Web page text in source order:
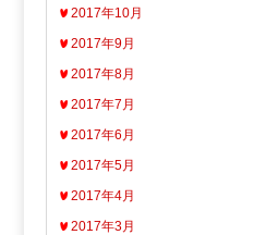
2017年10月
2017年9月
2017年8月
2017年7月
2017年6月
2017年5月
2017年4月
2017年3月